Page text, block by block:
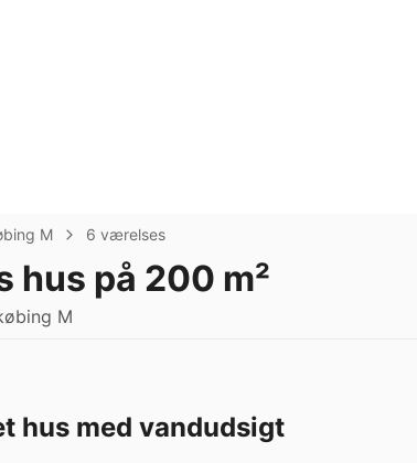
M 6 værelses
hus på 200 m²
M
hus med vandudsigt